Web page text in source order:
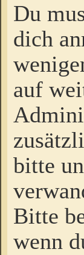
Du
dich
auf
bitte
Bitte
wenn